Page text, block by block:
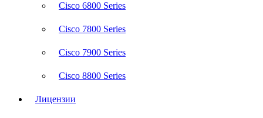
Cisco 6800 Series
Cisco 7800 Series
Cisco 7900 Series
Cisco 8800 Series
Лицензии